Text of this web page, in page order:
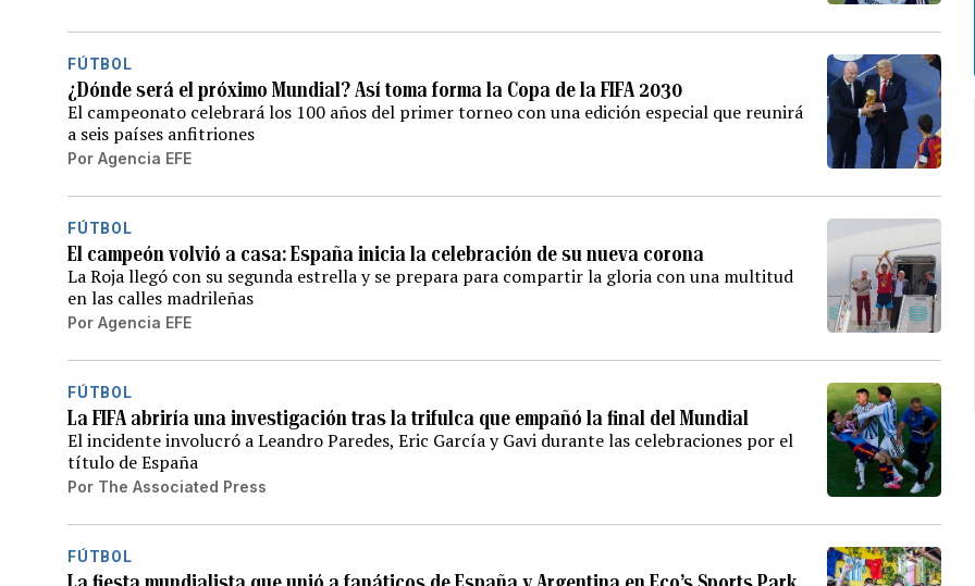
FÚTBOL
¿Dónde será el próximo Mundial? Así toma forma la Copa de la FIFA 2030
El campeonato celebrará los 100 años del primer torneo con una edición especial que reunirá
a seis países anfitriones
Por Agencia EFE
FÚTBOL
El campeón volvió a casa: España inicia la celebración de su nueva corona
La Roja llegó con su segunda estrella y se prepara para compartir la gloria con una multitud
en las calles madrileñas
Por Agencia EFE
FÚTBOL
La FIFA abriría una investigación tras la trifulca que empañó la final del Mundial
El incidente involucró a Leandro Paredes, Eric García y Gavi durante las celebraciones por el
título de España
Por The Associated Press
FÚTBOL